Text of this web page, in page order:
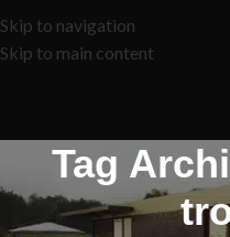
Skip to navigation
Skip to main content
Tag